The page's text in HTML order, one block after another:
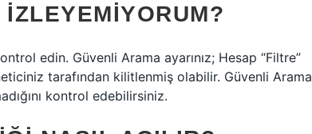
edin. Güvenli Arama ayarınız; Hesap “Filtre”
tarafından kilitlenmiş olabilir. Güvenli Arama
kontrol edebilirsiniz.